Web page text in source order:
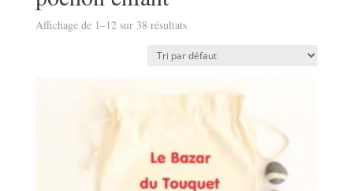
Affichage de 1–12 sur 38 résultats